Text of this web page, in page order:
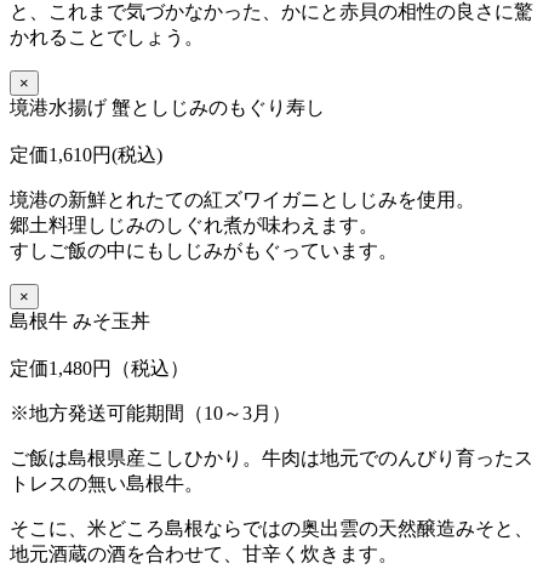
と、これまで気づかなかった、かにと赤貝の相性の良さに驚
かれることでしょう。
×
境港水揚げ 蟹としじみのもぐり寿し
定価1,610円(税込)
境港の新鮮とれたての紅ズワイガニとしじみを使用。
郷土料理しじみのしぐれ煮が味わえます。
すしご飯の中にもしじみがもぐっています。
×
島根牛 みそ玉丼
定価1,480円（税込）
※地方発送可能期間（10～3月）
ご飯は島根県産こしひかり。牛肉は地元でのんびり育ったス
トレスの無い島根牛。
そこに、米どころ島根ならではの奥出雲の天然醸造みそと、
地元酒蔵の酒を合わせて、甘辛く炊きます。